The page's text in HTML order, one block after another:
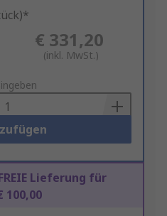
€ 331,20
(inkl. MwSt.)
Lieferung für
100,00